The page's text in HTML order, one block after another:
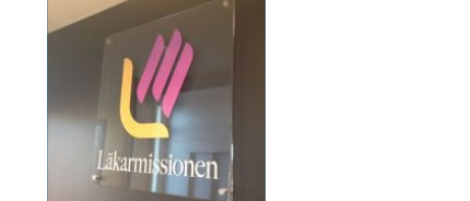
letar efter ett nytt boende
i denna charmiga del av